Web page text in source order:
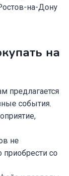
на-Дону
на
предлагается
события.
не
со